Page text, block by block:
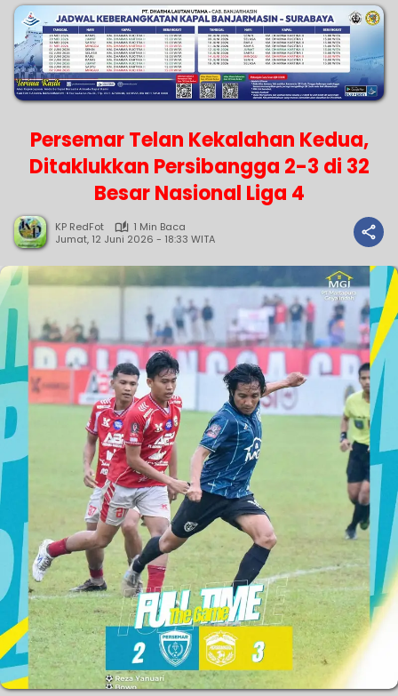
Persemar Telan Kekalahan Kedua,
Ditaklukkan Persibangga 2-3 di 32
Besar Nasional Liga 4
KP RedFot
1 Min Baca
Jumat, 12 Juni 2026 - 18:33 WITA